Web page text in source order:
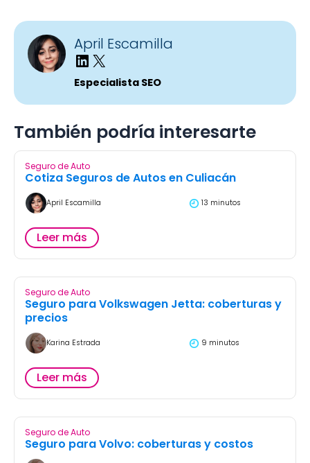
April Escamilla
Especialista SEO
También podría interesarte
Seguro de Auto
Cotiza Seguros de Autos en Culiacán
April Escamilla 13 minutos
Leer más
Seguro de Auto
Seguro para Volkswagen Jetta: coberturas y
precios
Karina Estrada 9 minutos
Leer más
Seguro de Auto
Seguro para Volvo: coberturas y costos